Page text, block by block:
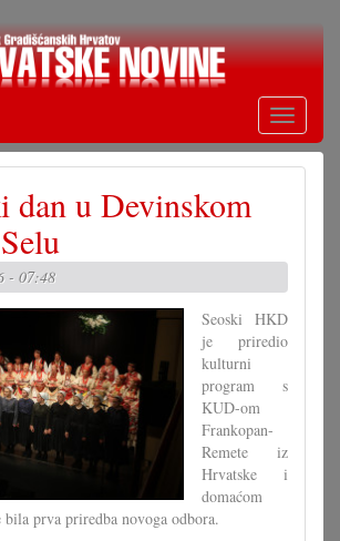
Toggle
dan u Devinskom
- 07:48
Seoski HKD
je priredio
kulturni
program s
KUD-om
Frankopan-
Remete iz
Hrvatske i
domaćom
prva priredba novoga odbora.